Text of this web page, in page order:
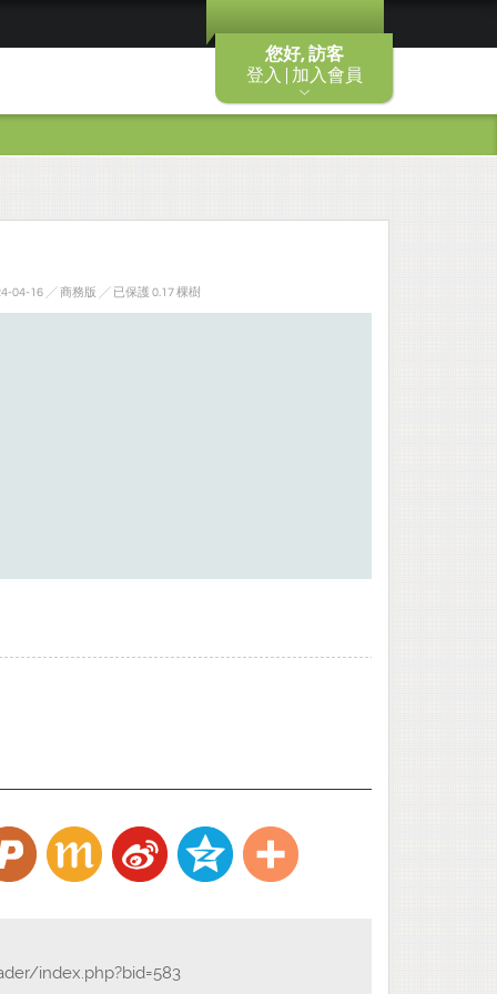
您好, 訪客
登入 | 加入會員
04-16 ╱ 商務版 ╱ 已保護 0.17 棵樹
index.php?bid=583